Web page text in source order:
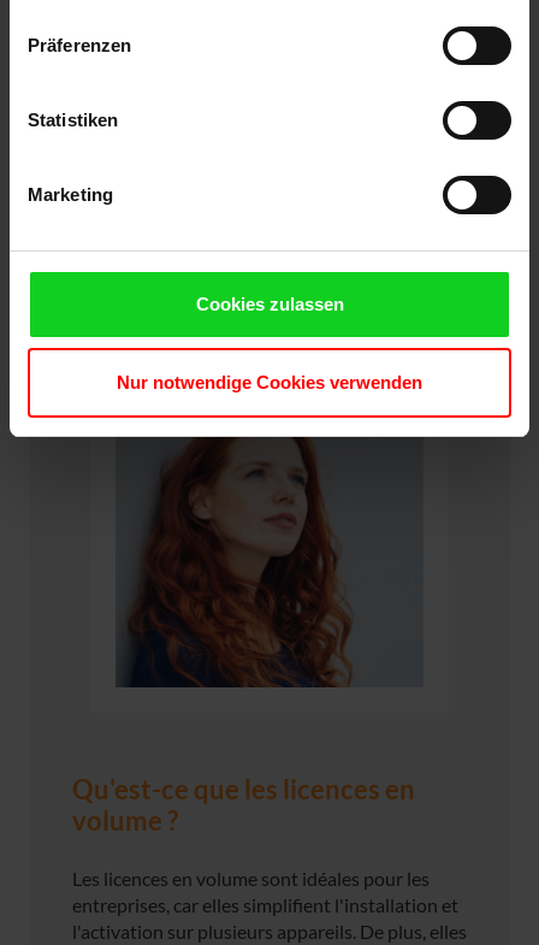
Präferenzen
Statistiken
Marketing
Cookies zulassen
Nur notwendige Cookies verwenden
Qu'est-ce que les licences en
volume ?
Les licences en volume sont idéales pour les
entreprises, car elles simplifient l'installation et
l'activation sur plusieurs appareils. De plus, elles